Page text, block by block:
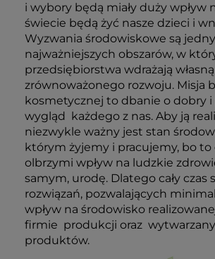
i wybory będą miały duży wpływ
świecie będą żyć nasze dzieci i
Wyzwania środowiskowe są
najważniejszych obszarów, w
przedsiębiorstwa wdrażają
zrównoważonego rozwoju. Misja
kosmetycznej to dbanie o dobry
wygląd
każdego z nas. Aby ją
niezwykle ważny jest stan
którym żyjemy i pracujemy, bo to
olbrzymi wpływ na ludzkie
samym, urodę. Dlatego cały czas
rozwiązań, pozwalających
wpływ na środowisko
firmie produkcji oraz
produktów.